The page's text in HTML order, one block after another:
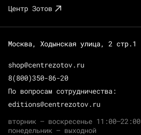
Центр Зотов
Москва, Ходынская улица, 2 стр.1
shop@centrezotov.ru
8(800)350-86-20
По вопросам сотрудничества:
editions@centrezotov.ru
вторник — воскресенье 11:00–22:00
понедельник — выходной